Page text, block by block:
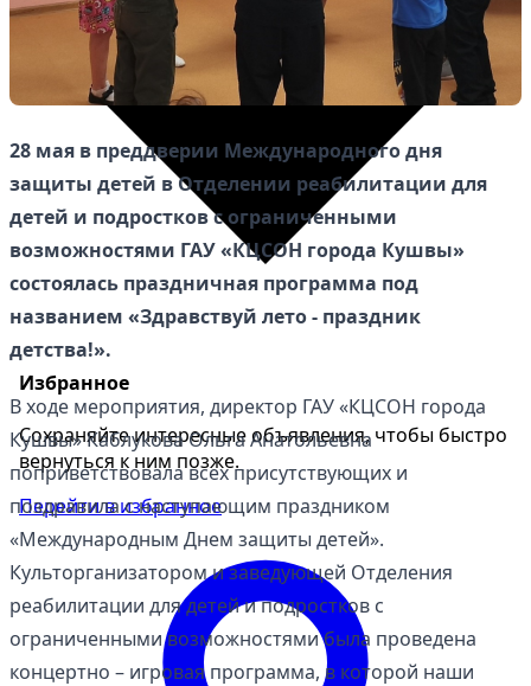
Избранное
Сохраняйте интересные объявления, чтобы быстро
вернуться к ним позже.
Перейти в избранное
28 мая в преддверии Международного дня
защиты детей в Отделении реабилитации для
детей и подростков с ограниченными
возможностями ГАУ «КЦСОН города Кушвы»
состоялась праздничная программа под
названием «Здравствуй лето - праздник
детства!».
В ходе мероприятия, директор ГАУ «КЦСОН города
Кушвы» Каблукова Ольга Анатольевна
поприветствовала всех присутствующих и
поздравила с наступающим праздником
«Международным Днем защиты детей».
Культорганизатором и заведующей Отделения
реабилитации для детей и подростков с
ограниченными возможностями была проведена
концертно – игровая программа, в которой наши